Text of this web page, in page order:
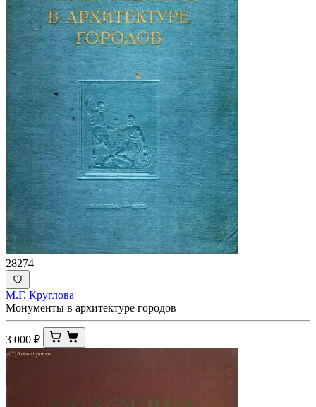
28274
М.Г. Круглова
Монументы в архитектуре городов
3 000 ₽